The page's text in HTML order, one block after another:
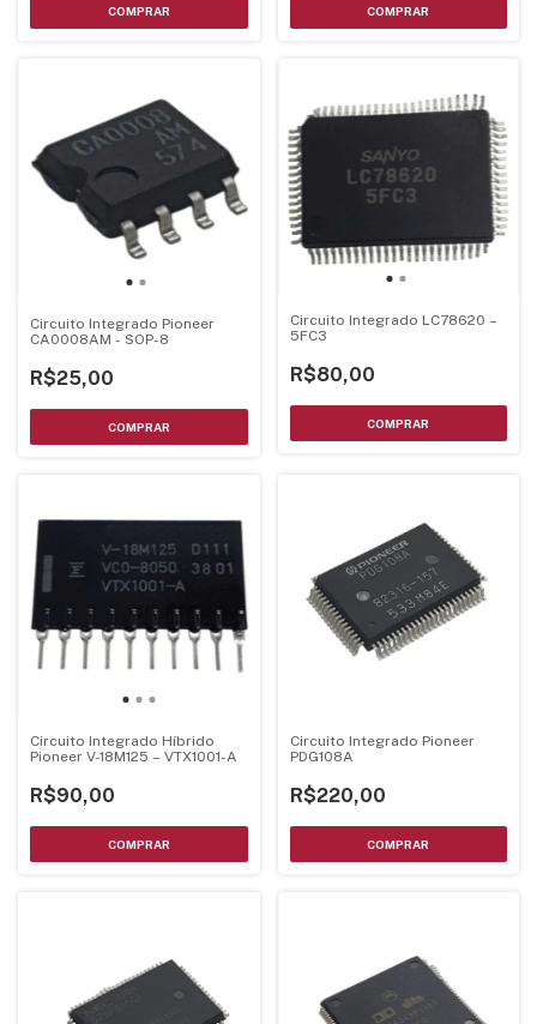
Circuito Integrado Pioneer
CA0008AM - SOP-8
R$25,00
Circuito Integrado LC78620 –
5FC3
R$80,00
Circuito Integrado Híbrido
Pioneer V-18M125 – VTX1001-A
R$90,00
Circuito Integrado Pioneer
PDG108A
R$220,00